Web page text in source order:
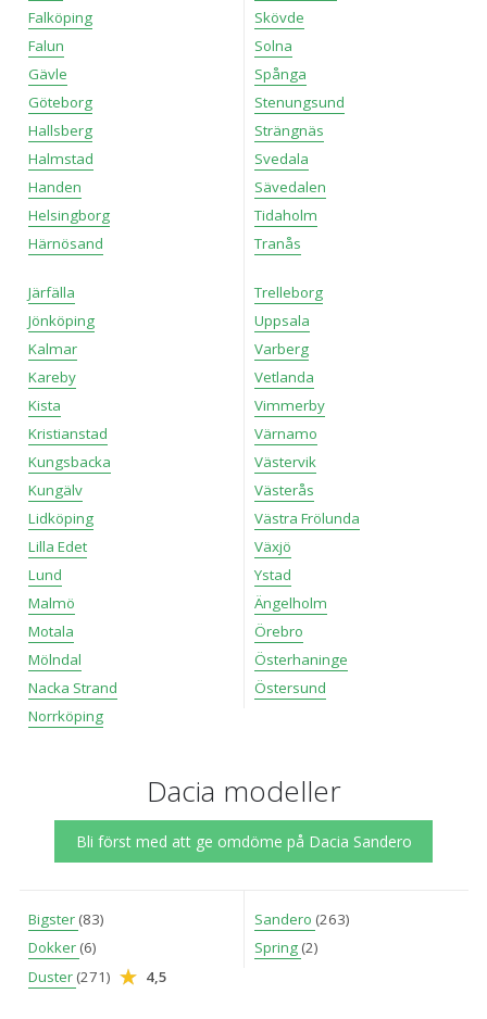
Falköping
Falun
Gävle
Göteborg
Hallsberg
Halmstad
Handen
Helsingborg
Härnösand
Järfälla
Jönköping
Kalmar
Kareby
Kista
Kristianstad
Kungsbacka
Kungälv
Lidköping
Lilla Edet
Lund
Malmö
Motala
Mölndal
Nacka Strand
Norrköping
Skövde
Solna
Spånga
Stenungsund
Strängnäs
Svedala
Sävedalen
Tidaholm
Tranås
Trelleborg
Uppsala
Varberg
Vetlanda
Vimmerby
Värnamo
Västervik
Västerås
Västra Frölunda
Växjö
Ystad
Ängelholm
Örebro
Österhaninge
Östersund
Dacia modeller
Bli först med att ge omdöme på Dacia Sandero
Bigster (83)
Dokker (6)
Duster (271) 4,5
Sandero (263)
Spring (2)